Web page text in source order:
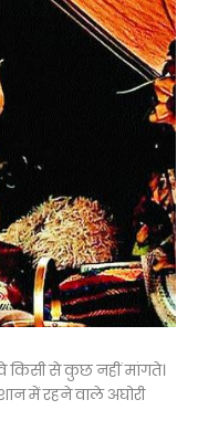
किसी से कुछ नहीं मांगते।
में रहने वाले अघोरी